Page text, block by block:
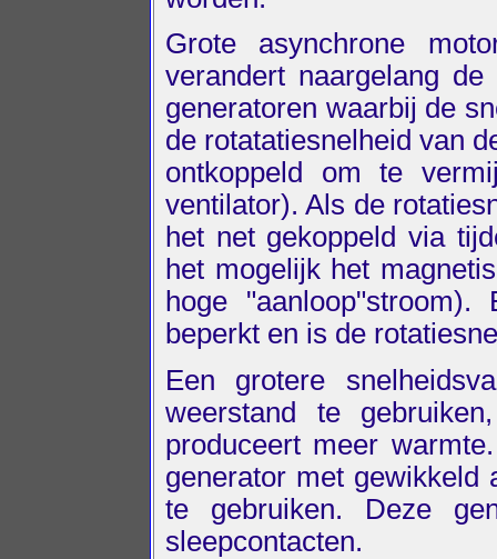
Grote asynchrone
verandert naargelang
generatoren waarbij de
de rotatatiesnelheid van
ontkoppeld om te
ventilator). Als de
het net gekoppeld via
het mogelijk het
hoge
beperkt en is de
Een grotere
weerstand te
produceert meer
generator met gewikkeld
te gebruiken. Deze
sleepcontacten.